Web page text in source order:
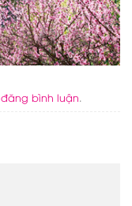
đăng bình luận.